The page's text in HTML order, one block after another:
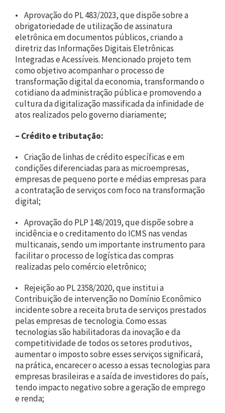
• Aprovação do PL 483/2023, que dispõe sobre a
obrigatoriedade de utilização de assinatura
eletrônica em documentos públicos, criando a
diretriz das Informações Digitais Eletrônicas
Integradas e Acessíveis. Mencionado projeto tem
como objetivo acompanhar o processo de
transformação digital da economia, transformando o
cotidiano da administração pública e promovendo a
cultura da digitalização massificada da infinidade de
atos realizados pelo governo diariamente;
– Crédito e tributação:
• Criação de linhas de crédito específicas e em
condições diferenciadas para as microempresas,
empresas de pequeno porte e médias empresas para
a contratação de serviços com foco na transformação
digital;
• Aprovação do PLP 148/2019, que dispõe sobre a
incidência e o creditamento do ICMS nas vendas
multicanais, sendo um importante instrumento para
facilitar o processo de logística das compras
realizadas pelo comércio eletrônico;
• Rejeição ao PL 2358/2020, que institui a
Contribuição de intervenção no Domínio Econômico
incidente sobre a receita bruta de serviços prestados
pelas empresas de tecnologia. Como essas
tecnologias são habilitadoras da inovação e da
competitividade de todos os setores produtivos,
aumentar o imposto sobre esses serviços significará,
na prática, encarecer o acesso a essas tecnologias para
empresas brasileiras e a saída de investidores do país,
tendo impacto negativo sobre a geração de emprego
e renda;